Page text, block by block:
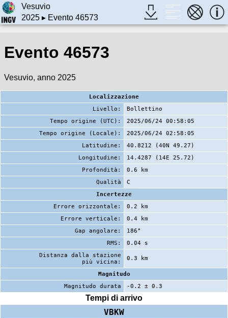
Vesuvio
2025▸ Evento 46573
Evento 46573
Vesuvio, anno 2025
Localizzazione
Livello:
Bollettino
Tempo origine (UTC):
2025/06/24 00:58:05
Tempo origine (Locale):
2025/06/24 02:58:05
Latitudine:
40.8212 (40N 49.27)
Longitudine:
14.4287 (14E 25.72)
Profondità:
0.6 km
Qualità
C
Incertezze
Errore orizzontale:
0.2 km
Errore verticale:
0.4 km
Gap angolare:
186°
RMS:
0.04 s
Distanza dalla stazione
più vicina:
0.3 km
Magnitudo
Magnitudo durata
-0.2 ± 0.3
Tempi di arrivo
VBKW